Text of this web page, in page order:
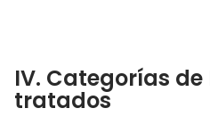
IV. Categorías
tratados